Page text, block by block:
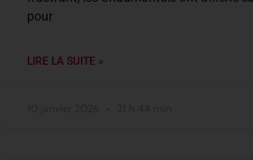
pour
LIRE LA SUITE »